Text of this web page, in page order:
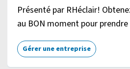
Présenté par RHéclair!
au BON moment pour prendre
Gérer une entreprise